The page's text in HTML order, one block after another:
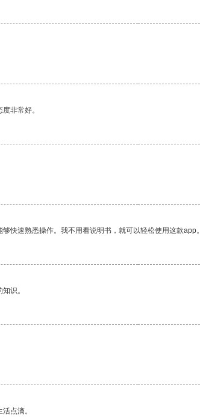
非常好。
快速熟悉操作。我不用看说明书，就可以轻松使用这款app。
识。
点滴。